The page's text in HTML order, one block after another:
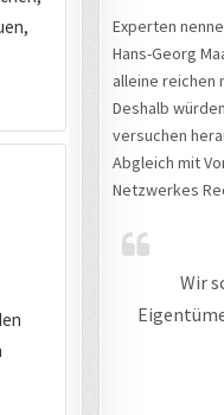
Experten
Hans-Georg
alleine reichen
Deshalb
versuchen
Abgleich mit
Netzwerkes
Wir